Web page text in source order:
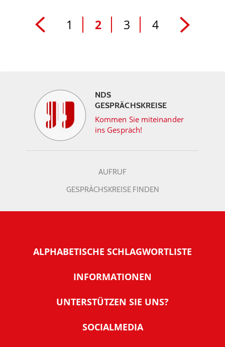
1 2 3 4
NDS
GESPRÄCHSKREISE
Kommen Sie miteinander
ins Gespräch!
AUFRUF
GESPRÄCHSKREISE FINDEN
ALPHABETISCHE SCHLAGWORTLISTE
INFORMATIONEN
Warum NachDenkSeiten
Tipps zur Nutzung der NachDenkSeiten
UNTERSTÜTZEN SIE UNS?
SOCIALMEDIA